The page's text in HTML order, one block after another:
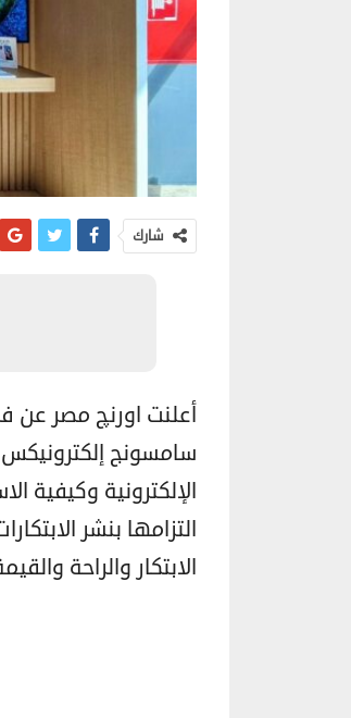
شارك
أعلنت اورنچ مصر عن
سامسونج
الإلكترونية وكيفية
التزامها بنشر
الابتكار والراحة